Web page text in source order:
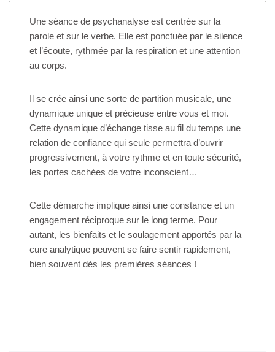
Une séance de psychanalyse est centrée sur la
parole et sur le verbe. Elle est ponctuée par le silence
et l’écoute, rythmée par la respiration et une attention
au corps.
Il se crée ainsi une sorte de partition musicale, une
dynamique unique et précieuse entre vous et moi.
Cette dynamique d’échange tisse au fil du temps une
relation de confiance qui seule permettra d’ouvrir
progressivement, à votre rythme et en toute sécurité,
les portes cachées de votre inconscient…
Cette démarche implique ainsi une constance et un
engagement réciproque sur le long terme. Pour
autant, les bienfaits et le soulagement apportés par la
cure analytique peuvent se faire sentir rapidement,
bien souvent dès les premières séances !